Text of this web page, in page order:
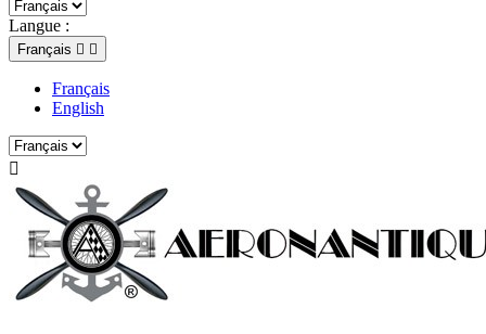
Langue :
Français  
Français
English
